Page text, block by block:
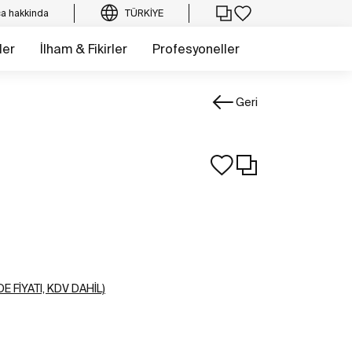
hakkinda TÜRKIYE
İlham & Fikirler Profesyoneller
Geri
FIYATI, KDV DAHIL)